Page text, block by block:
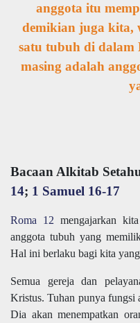
anggota itu
demikian juga kita,
satu tubuh di dalam
masing adalah
Bacaan Alkitab
14; 1 Samuel 16-17
Roma 12 mengajarkan
anggota tubuh yang
Hal ini berlaku bagi kita
Semua gereja dan
Kristus. Tuhan punya fungsi
Dia akan menempatkan